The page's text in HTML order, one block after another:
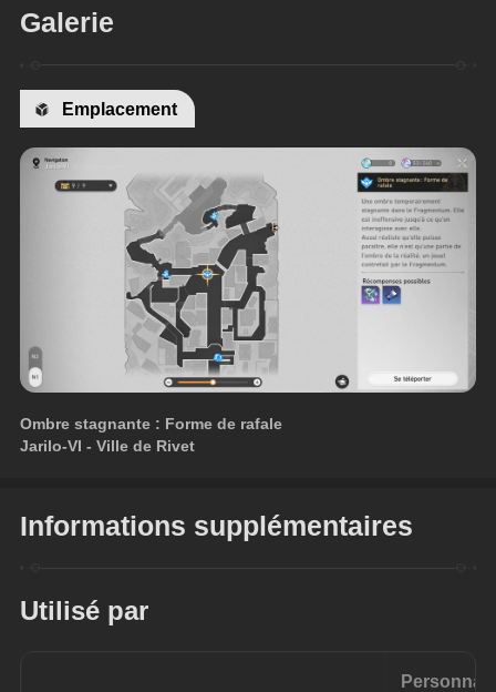
Galerie
Emplacement
Ombre stagnante : Forme de rafale
Jarilo-VI - Ville de Rivet
Informations supplémentaires
Utilisé par
Personnag